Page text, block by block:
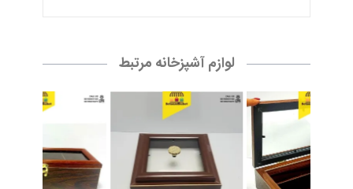
لوازم آشپزخانه مرتبط